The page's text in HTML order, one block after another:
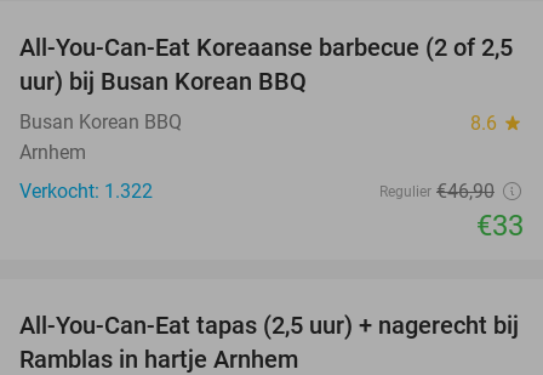
30%
All-You-Can-Eat Koreaanse barbecue (2 of 2,5
uur) bij Busan Korean BBQ
Busan Korean BBQ 8.6 star
Arnhem
Verkocht: 1.322
Regulier €46,90
€33
34%
All-You-Can-Eat tapas (2,5 uur) + nagerecht bij
Ramblas in hartje Arnhem